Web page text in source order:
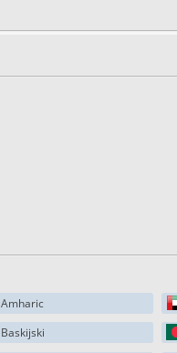
Amharic
Baskijski